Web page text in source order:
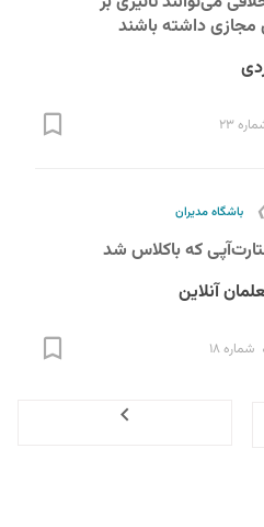
مجازی داشته باشند
۲۳
باشگاه مدیران
که باکلاس شد
آنلاین
شماره ۱۸